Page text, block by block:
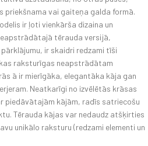
priekšnama vai gaiteņa galda formā.
ir ļoti vienkārša dizaina un
tērauda versijā,
ir skaidri redzami tīši
raksturīgas neapstrādātam
ā ir mierīgāka, elegantāka kāja gan
Neatkarīgi no izvēlētās krāsas
piedāvātajām kājām, radīs satriecošu
Tērauda kājas var nedaudz atšķirties
unikālo raksturu (redzami elementi un